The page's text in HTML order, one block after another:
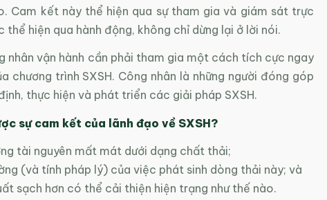
Cam kết này thể hiện qua sự tham gia và giám sát trực
thể hiện qua hành động, không chỉ dừng lại ở lời nói.
nhân vận hành cần phải tham gia một cách tích cực ngay
chương trình SXSH. Công nhân là những người đóng góp
thực hiện và phát triển các giải pháp SXSH.
sự cam kết của lãnh đạo về SXSH?
tài nguyên mất mát dưới dạng chất thải;
(và tính pháp lý) của việc phát sinh dòng thải này; và
sạch hơn có thể cải thiện hiện trạng như thế nào.